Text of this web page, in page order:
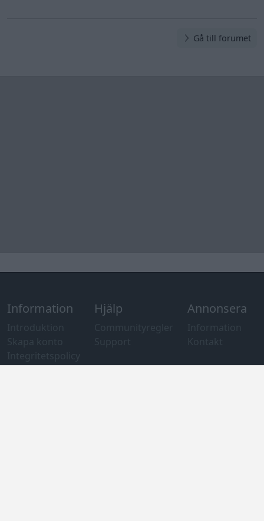
Gå till forumet
Information Hjälp Annonsera